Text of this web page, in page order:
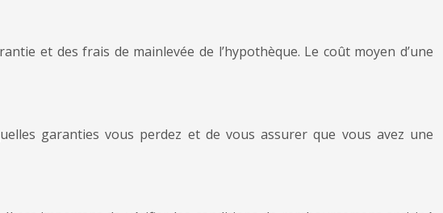
et des frais de mainlevée de l’hypothèque. Le coût moyen d’une
garanties vous perdez et de vous assurer que vous avez une